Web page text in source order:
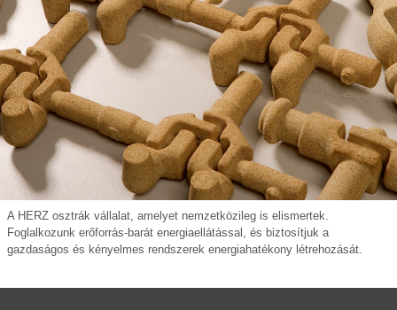
A HERZ osztrák vállalat, amelyet nemzetközileg is elismertek.
Foglalkozunk erőforrás-barát energiaellátással, és biztosítjuk a
gazdaságos és kényelmes rendszerek energiahatékony létrehozását.